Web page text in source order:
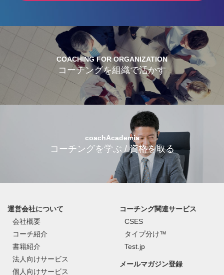
COACHING FOR ORGANIZATION
コーチングを組織で活かす
coachAcademia
コーチングを学ぶ / 資格を取る
運営会社について
会社概要
コーチ紹介
書籍紹介
法人向けサービス
個人向けサービス
コーチング関連サービス
CSES
タイプ分け™
Test.jp
メールマガジン登録